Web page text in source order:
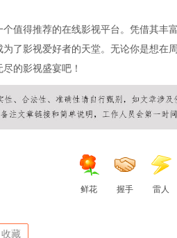
值得推荐的在线影视平台。凭借其
了影视爱好者的天堂。无论你是想在
的影视盛宴吧！
鲜花 握手 雷人
收藏